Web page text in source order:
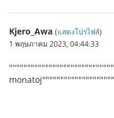
Kjero_Awa (แสดงโปรไฟล์)
1 พฤษภาคม 2023, 04:44:33